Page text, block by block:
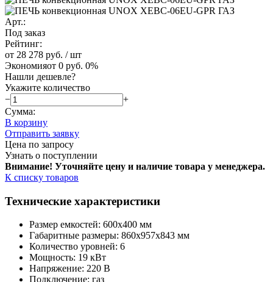
Арт.:
Под заказ
Рейтинг:
от 28 278 руб. / шт
Экономияот 0 руб. 0%
Нашли дешевле?
Укажите количество
−
+
Сумма:
В корзину
Отправить заявку
Цена по запросу
Узнать о поступлении
Внимание! Уточняйте цену и наличие товара у менеджера.
К списку товаров
Технические характеристики
Размер емкостей: 600х400 мм
Габаритные размеры: 860х957х843 мм
Количество уровней: 6
Мощность: 19 кВт
Напряжение: 220 В
Подключение: газ